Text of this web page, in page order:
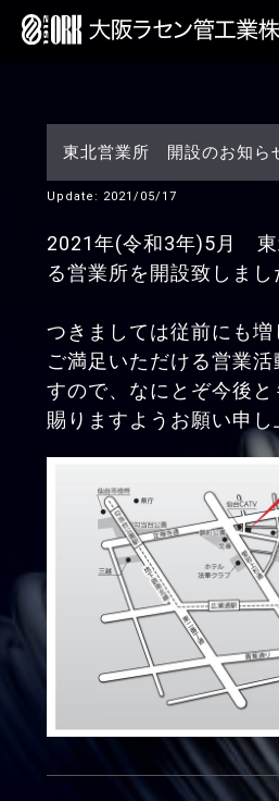
東北営業所 開設のお知ら
Update: 2021/05/17
2021年(令和3年)5月 東
る営業所を開設致しまし
つきましては従前にも
ご満足いただける営業活
すので、なにとぞ今後
賜りますようお願い申